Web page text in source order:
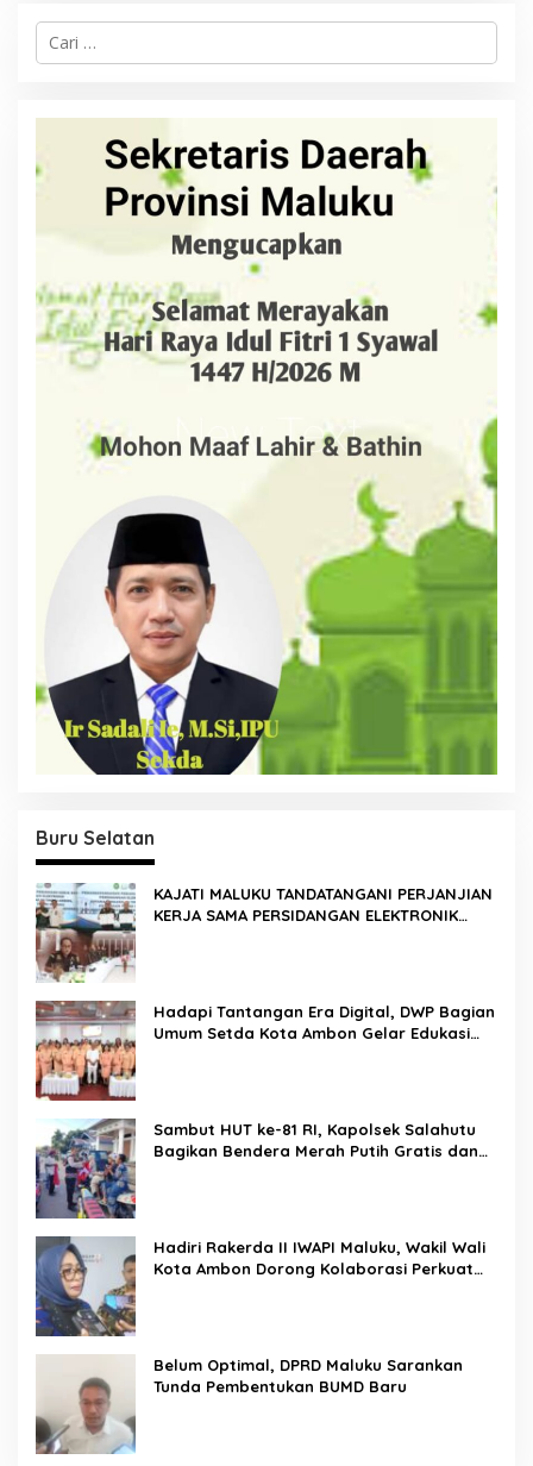
C
u
t
u
Buru Selatan
KAJATI MALUKU TANDATANGANI PERJANJIAN
KERJA SAMA PERSIDANGAN ELEKTRONIK
Hadapi Tantangan Era Digital, DWP Bagian
Umum Setda Kota Ambon Gelar Edukasi
Sambut HUT ke-81 RI, Kapolsek Salahutu
Bagikan Bendera Merah Putih Gratis dan
Hadiri Rakerda II IWAPI Maluku, Wakil Wali
Kota Ambon Dorong Kolaborasi Perkuat
Belum Optimal, DPRD Maluku Sarankan